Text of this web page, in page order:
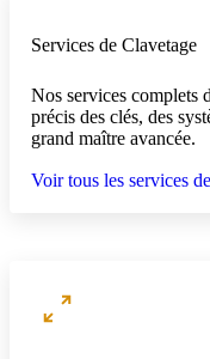
Services de Clavetage
Nos services complets
précis des clés, des
grand maître avancée.
Voir tous les services